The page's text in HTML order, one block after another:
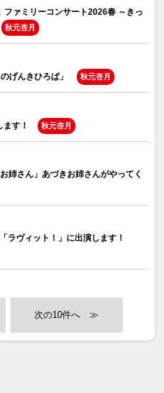
ァミリーコンサート2026春 ～きっ
秋元杏月
げんきひろば」
秋元杏月
す！
秋元杏月
姉さん」あづきお姉さんがやってく
ラヴィット！」に出演します！
≫